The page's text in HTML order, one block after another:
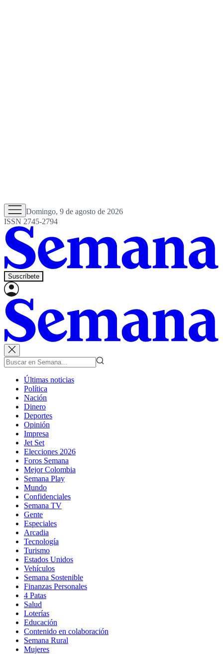
Domingo, 9 de agosto de 2026
ISSN 2745-2794
Suscríbete
Últimas noticias
Política
Nación
Dinero
Deportes
Opinión
Impresa
Jet Set
Elecciones 2026
Foros Semana
Mejor Colombia
Semana Play
Mundo
Confidenciales
Semana TV
Gente
Especiales
Arcadia
Tecnología
Turismo
Estados Unidos
Vehículos
Semana Sostenible
Finanzas Personales
4 Patas
Salud
Loterías
Educación
Contenido en colaboración
Semana Rural
Mujeres